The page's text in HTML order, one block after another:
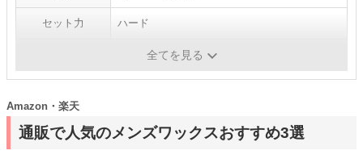
セット力 ハード
マット系全てを見る
通販で人気のメンズワックスおすすめ3選
Amazon・楽天